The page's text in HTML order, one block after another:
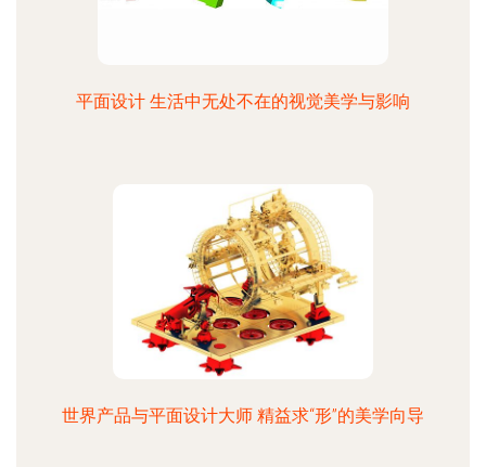
平面设计 生活中无处不在的视觉美学与影响
世界产品与平面设计大师 精益求“形”的美学向导